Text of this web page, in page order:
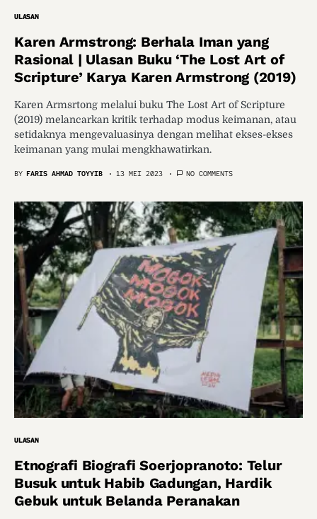
ULASAN
Karen Armstrong: Berhala Iman yang
Rasional | Ulasan Buku ‘The Lost Art of
Scripture’ Karya Karen Armstrong (2019)
Karen Armsrtong melalui buku The Lost Art of Scripture
(2019) melancarkan kritik terhadap modus keimanan, atau
setidaknya mengevaluasinya dengan melihat ekses-ekses
keimanan yang mulai mengkhawatirkan.
BY FARIS AHMAD TOYYIB 13 MEI 2023 NO COMMENTS
ULASAN
Etnografi Biografi Soerjopranoto: Telur
Busuk untuk Habib Gadungan, Hardik
Gebuk untuk Belanda Peranakan